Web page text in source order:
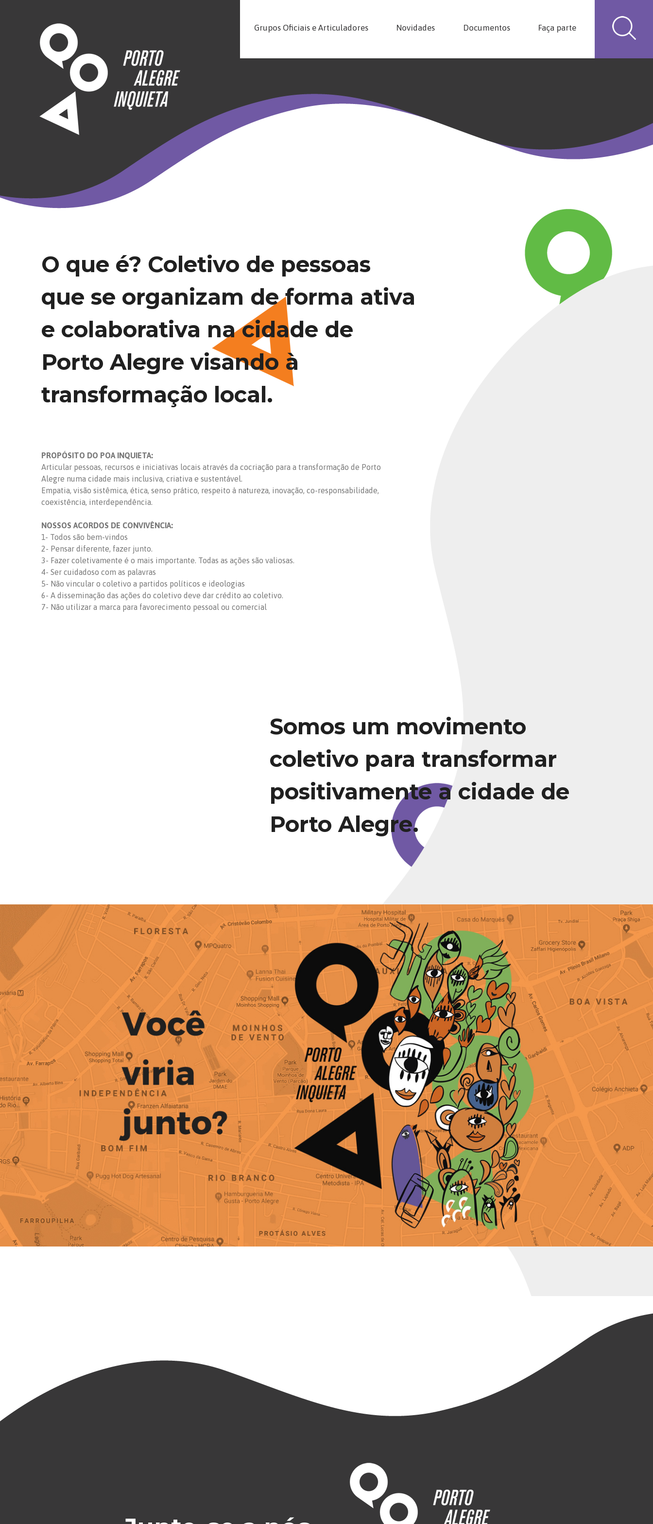
Grupos Oficiais e Articuladores Novidades Documentos Faça parte
O que é? Coletivo de pessoas
que se organizam de forma ativa
e colaborativa na cidade de
Porto Alegre visando à
transformação local.
PROPÓSITO DO POA INQUIETA:
Articular pessoas, recursos e iniciativas locais através da cocriação para a transformação de Porto
Alegre numa cidade mais inclusiva, criativa e sustentável.
Empatia, visão sistêmica, ética, senso prático, respeito à natureza, inovação, co-responsabilidade,
coexistência, interdependência.
NOSSOS ACORDOS DE CONVIVÊNCIA:
1- Todos são bem-vindos
2- Pensar diferente, fazer junto.
3- Fazer coletivamente é o mais importante. Todas as ações são valiosas.
4- Ser cuidadoso com as palavras
5- Não vincular o coletivo a partidos políticos e ideologias
6- A disseminação das ações do coletivo deve dar crédito ao coletivo.
7- Não utilizar a marca para favorecimento pessoal ou comercial
Somos um movimento
coletivo para transformar
positivamente a cidade de
Porto Alegre.